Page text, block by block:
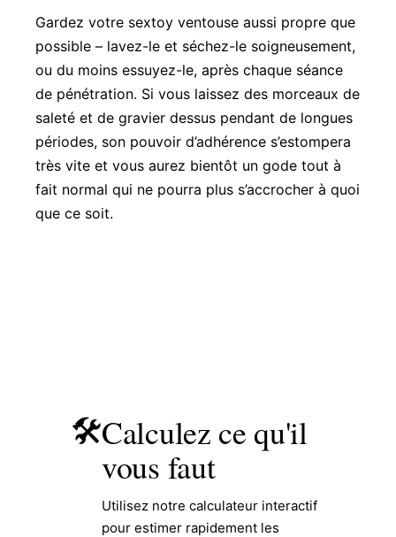
Gardez votre sextoy ventouse aussi propre que
possible – lavez-le et séchez-le soigneusement,
ou du moins essuyez-le, après chaque séance
de pénétration. Si vous laissez des morceaux de
saleté et de gravier dessus pendant de longues
périodes, son pouvoir d’adhérence s’estompera
très vite et vous aurez bientôt un gode tout à
fait normal qui ne pourra plus s’accrocher à quoi
que ce soit.
🛠️Calculez ce qu'il
vous faut
Utilisez notre calculateur interactif
pour estimer rapidement les